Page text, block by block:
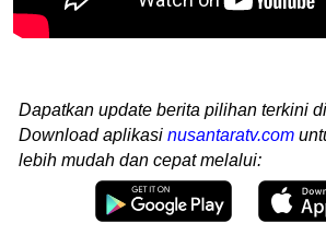
Dapatkan update berita pilihan terkini di
Download aplikasi nusantaratv.com
lebih mudah dan cepat melalui: